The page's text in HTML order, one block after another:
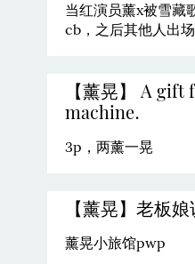
当红演员薰x被雪藏
cb，之后其他人出
【薰晃】 A
machine.
3p，两薰一晃
【薰晃】老板
薰晃小旅馆pwp